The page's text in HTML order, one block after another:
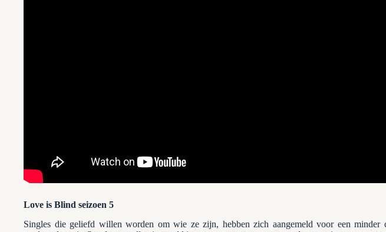
Love is Blind seizoen 5
Singles die geliefd willen worden om wie ze zijn, hebben zich aangemeld voor een minder